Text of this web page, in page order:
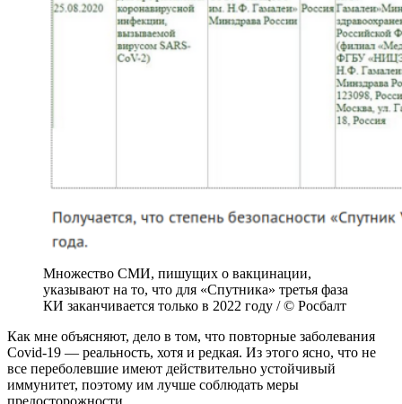
Множество СМИ, пишущих о вакцинации,
указывают на то, что для «Спутника» третья фаза
КИ заканчивается только в 2022 году / © Росбалт
Как мне объясняют, дело в том, что повторные заболевания
Covid-19 — реальность, хотя и редкая. Из этого ясно, что не
все переболевшие имеют действительно устойчивый
иммунитет, поэтому им лучше соблюдать меры
предосторожности.